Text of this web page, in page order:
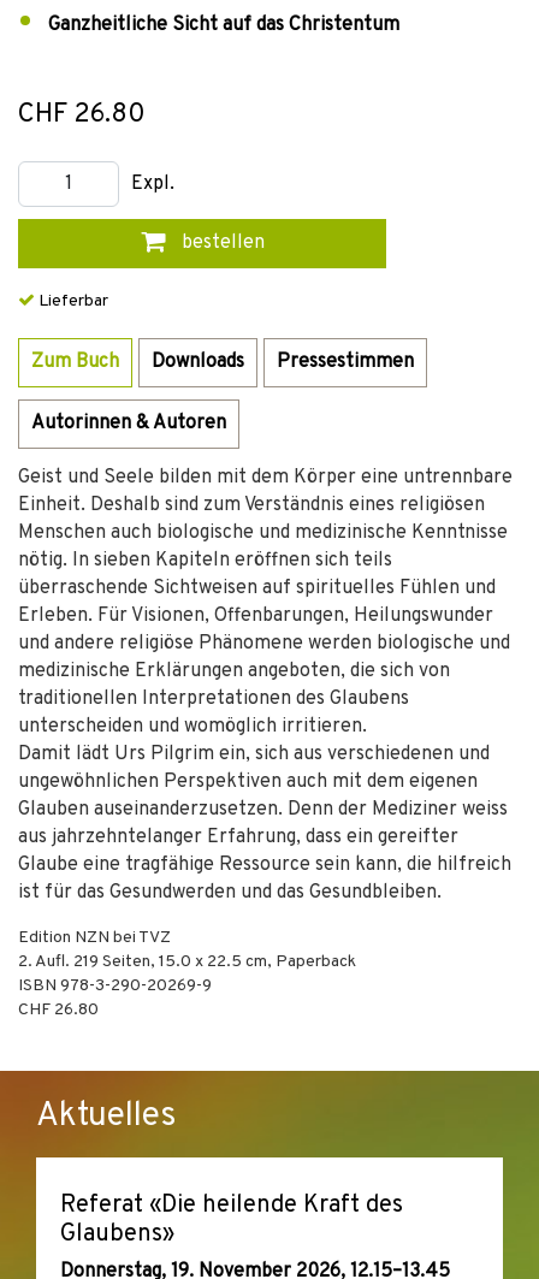
Ganzheitliche Sicht auf das Christentum
CHF 26.80
Expl.
bestellen
Lieferbar
Zum Buch Downloads Pressestimmen
Autorinnen & Autoren
Geist und Seele bilden mit dem Körper eine untrennbare
Einheit. Deshalb sind zum Verständnis eines religiösen
Menschen auch biologische und medizinische Kenntnisse
nötig. In sieben Kapiteln eröffnen sich teils
überraschende Sichtweisen auf spirituelles Fühlen und
Erleben. Für Visionen, Offenbarungen, Heilungswunder
und andere religiöse Phänomene werden biologische und
medizinische Erklärungen angeboten, die sich von
traditionellen Interpretationen des Glaubens
unterscheiden und womöglich irritieren.
Damit lädt Urs Pilgrim ein, sich aus verschiedenen und
ungewöhnlichen Perspektiven auch mit dem eigenen
Glauben auseinanderzusetzen. Denn der Mediziner weiss
aus jahrzehntelanger Erfahrung, dass ein gereifter
Glaube eine tragfähige Ressource sein kann, die hilfreich
ist für das Gesundwerden und das Gesundbleiben.
Edition NZN bei TVZ
2. Aufl. 219 Seiten, 15.0 x 22.5 cm, Paperback
ISBN 978-3-290-20269-9
CHF 26.80
Aktuelles
Referat «Die heilende Kraft des
Glaubens»
Donnerstag, 19. November 2026, 12.15–13.45